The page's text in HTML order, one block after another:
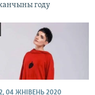
году
04 ЖНІВЕНЬ 2020